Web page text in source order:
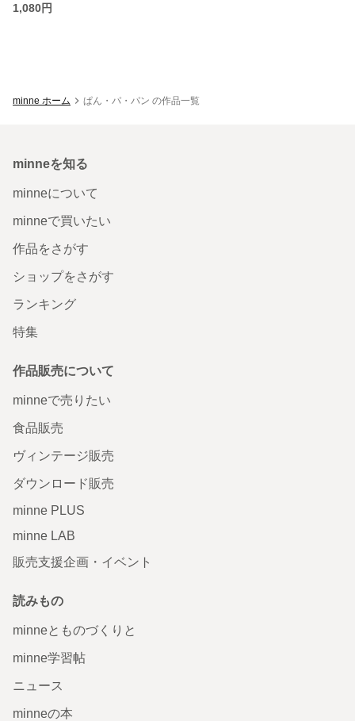
1,080円
minne ホーム ぱん・パ・パン の作品一覧
minneを知る
minneについて
minneで買いたい
作品をさがす
ショップをさがす
ランキング
特集
作品販売について
minneで売りたい
食品販売
ヴィンテージ販売
ダウンロード販売
minne PLUS
minne LAB
販売支援企画・イベント
読みもの
minneとものづくりと
minne学習帖
ニュース
minneの本